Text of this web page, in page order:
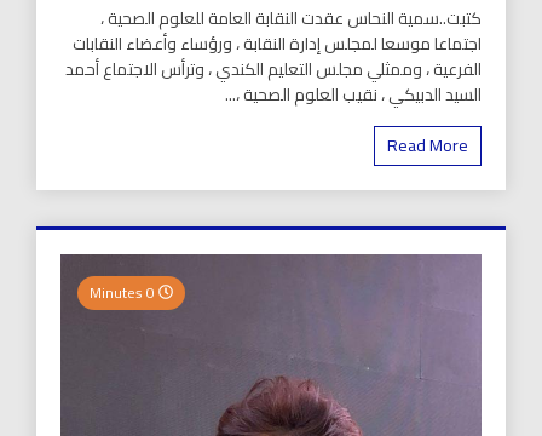
كتبت..سمية النحاس عقدت النقابة العامة للعلوم الصحية ،
اجتماعا موسعا لمجلس إدارة النقابة ، ورؤساء وأعضاء النقابات
الفرعية ، وممثلي مجلس التعليم الكندي ، وترأس الاجتماع أحمد
السيد الدبيكي ، نقيب العلوم الصحية ،...
Read More